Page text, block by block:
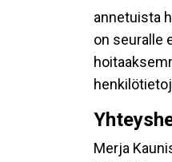
annetuista
on seuralle
Merja